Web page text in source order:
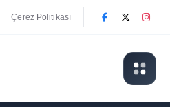
Çerez Politikası